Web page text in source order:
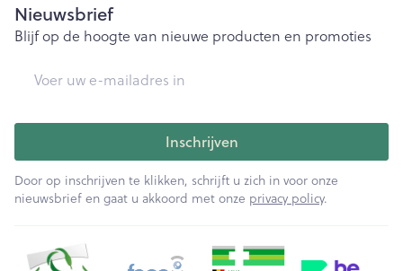
Nieuwsbrief
Blijf op de hoogte van nieuwe producten en promoties
Inschrijven
Door op inschrijven te klikken, schrijft u zich in voor onze
nieuwsbrief en gaat u akkoord met onze privacy policy.